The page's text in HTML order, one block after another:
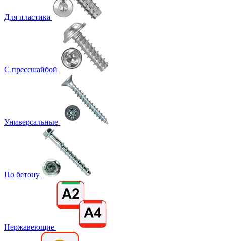
Для пластика
С прессшайбой
Универсальные
По бетону
Нержавеющие